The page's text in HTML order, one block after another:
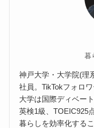
暮
神戸大学・大学院(理
社員。TikTokフォロワ
大学は国際ディベー
英検1級、TOEIC925点
暮らしを効率化する